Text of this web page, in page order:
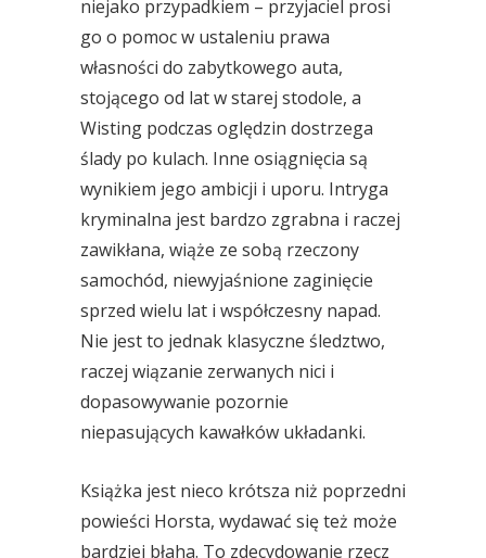
niejako przypadkiem – przyjaciel prosi
go o pomoc w ustaleniu prawa
własności do zabytkowego auta,
stojącego od lat w starej stodole, a
Wisting podczas oględzin dostrzega
ślady po kulach. Inne osiągnięcia są
wynikiem jego ambicji i uporu. Intryga
kryminalna jest bardzo zgrabna i raczej
zawikłana, wiąże ze sobą rzeczony
samochód, niewyjaśnione zaginięcie
sprzed wielu lat i współczesny napad.
Nie jest to jednak klasyczne śledztwo,
raczej wiązanie zerwanych nici i
dopasowywanie pozornie
niepasujących kawałków układanki.
Książka jest nieco krótsza niż poprzedni
powieści Horsta, wydawać się też może
bardziej błaha. To zdecydowanie rzecz